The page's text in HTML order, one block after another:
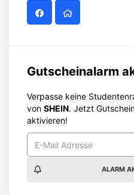
Gutscheinalarm
Verpasse keine
von SHEIN. Jetzt
aktivieren!
ALARM